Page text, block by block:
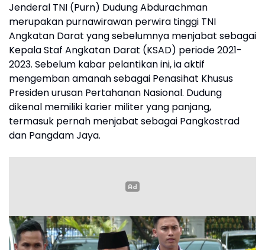
Jenderal TNI (Purn) Dudung Abdurachman
merupakan purnawirawan perwira tinggi TNI
Angkatan Darat yang sebelumnya menjabat sebagai
Kepala Staf Angkatan Darat (KSAD) periode 2021-
2023. Sebelum kabar pelantikan ini, ia aktif
mengemban amanah sebagai Penasihat Khusus
Presiden urusan Pertahanan Nasional. Dudung
dikenal memiliki karier militer yang panjang,
termasuk pernah menjabat sebagai Pangkostrad
dan Pangdam Jaya.